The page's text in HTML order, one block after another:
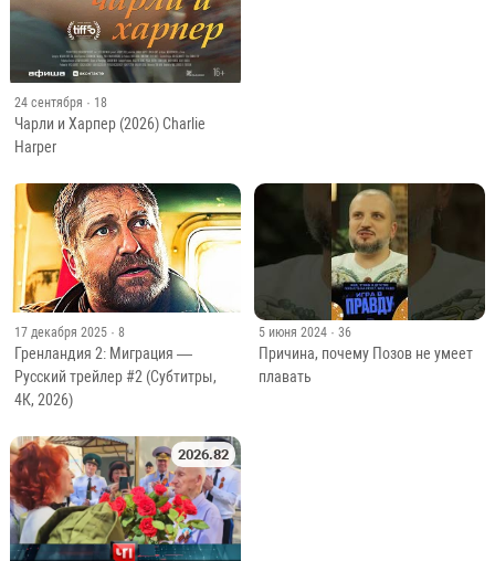
24 сентября · 18
Чарли и Харпер (2026) Charlie
Harper
17 декабря 2025 · 8
Гренландия 2: Миграция —
Русский трейлер #2 (Субтитры,
4К, 2026)
5 июня 2024 · 36
Причина, почему Позов не умеет
плавать
2026.82